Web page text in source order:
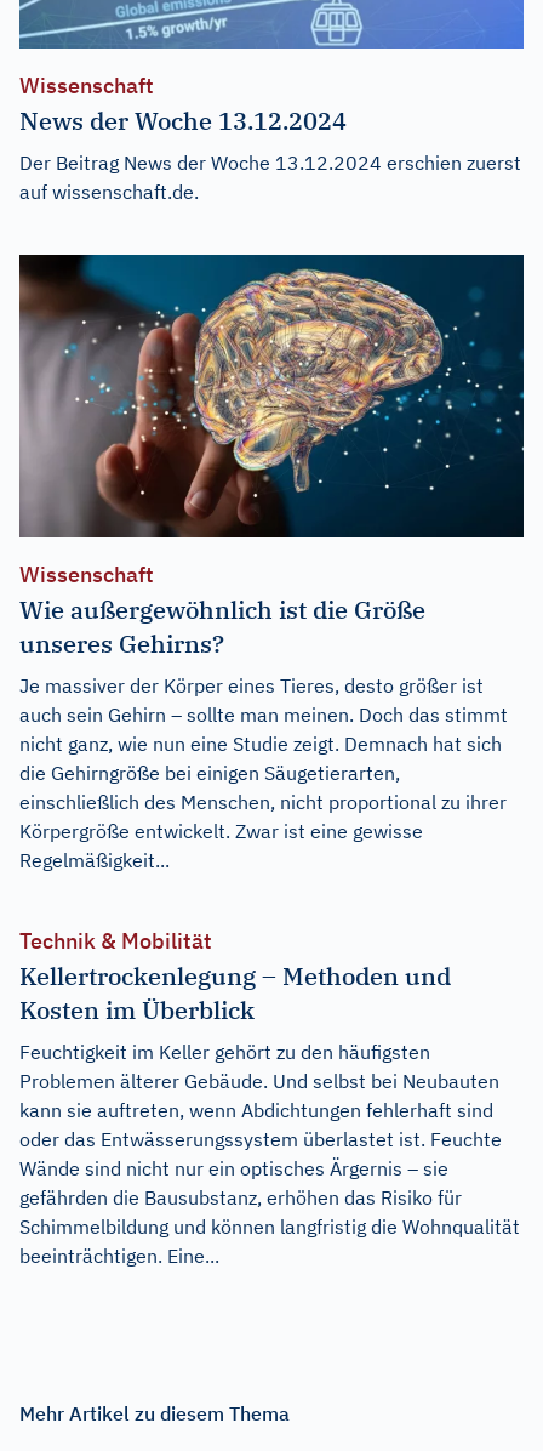
Wissenschaft
News der Woche 13.12.2024
Der Beitrag News der Woche 13.12.2024 erschien zuerst
auf wissenschaft.de.
Wissenschaft
Wie außergewöhnlich ist die Größe
unseres Gehirns?
Je massiver der Körper eines Tieres, desto größer ist
auch sein Gehirn – sollte man meinen. Doch das stimmt
nicht ganz, wie nun eine Studie zeigt. Demnach hat sich
die Gehirngröße bei einigen Säugetierarten,
einschließlich des Menschen, nicht proportional zu ihrer
Körpergröße entwickelt. Zwar ist eine gewisse
Regelmäßigkeit...
Technik & Mobilität
Kellertrockenlegung – Methoden und
Kosten im Überblick
Feuchtigkeit im Keller gehört zu den häufigsten
Problemen älterer Gebäude. Und selbst bei Neubauten
kann sie auftreten, wenn Abdichtungen fehlerhaft sind
oder das Entwässerungssystem überlastet ist. Feuchte
Wände sind nicht nur ein optisches Ärgernis – sie
gefährden die Bausubstanz, erhöhen das Risiko für
Schimmelbildung und können langfristig die Wohnqualität
beeinträchtigen. Eine...
Mehr Artikel zu diesem Thema